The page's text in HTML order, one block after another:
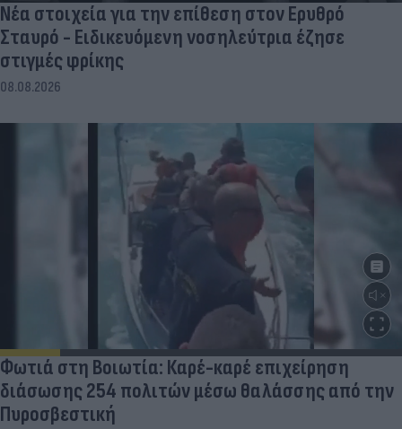
Νέα στοιχεία για την επίθεση στον Ερυθρό
Σταυρό - Ειδικευόμενη νοσηλεύτρια έζησε
στιγμές φρίκης
08.08.2026
Φωτιά στη Βοιωτία: Καρέ-καρέ επιχείρηση
διάσωσης 254 πολιτών μέσω θαλάσσης από την
Πυροσβεστική